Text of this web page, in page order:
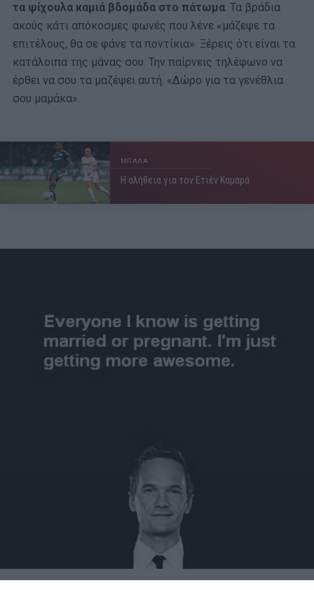
τα ψίχουλα καμιά βδομάδα στο πάτωμα. Τα βράδια
ακούς κάτι απόκοσμες φωνές που λένε «μάζεψε τα
επιτέλους, θα σε φάνε τα ποντίκια». Ξέρεις ότι είναι τα
κατάλοιπα της μάνας σου. Την παίρνεις τηλέφωνο να
έρθει να σου τα μαζέψει αυτή. «Δώρο για τα γενέθλια
σου μαμάκα».
ΜΠΑΛΑ
Η αλήθεια για τον Ετιέν Καμαρά